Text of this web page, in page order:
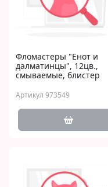
Фломастеры "Енот и
далматинцы", 12цв.,
смываемые, блистер
Артикул 973549